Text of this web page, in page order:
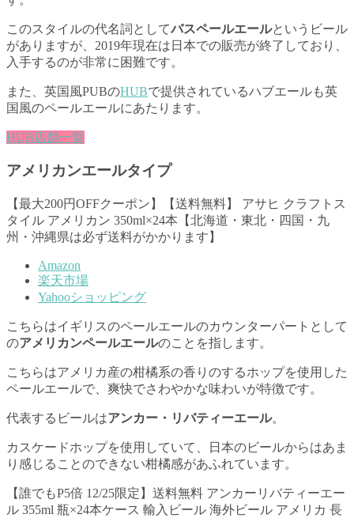
このスタイルの代名詞としてバスペールエールというビール
がありますが、2019年現在は日本での販売が終了しており、
入手するのが非常に困難です。
また、英国風PUBのHUBで提供されているハブエールも英
国風のペールエールにあたります。
HUB店舗一覧
アメリカンエールタイプ
【最大200円OFFクーポン】【送料無料】 アサヒ クラフトス
タイル アメリカン 350ml×24本【北海道・東北・四国・九
州・沖縄県は必ず送料がかかります】
Amazon
楽天市場
Yahooショッピング
こちらはイギリスのペールエールのカウンターパートとして
のアメリカンペールエールのことを指します。
こちらはアメリカ産の柑橘系の香りのするホップを使用した
ペールエールで、爽快でさわやかな味わいが特徴です。
代表するビールはアンカー・リバティーエール。
カスケードホップを使用していて、日本のビールからはあま
り感じることのできない柑橘感があふれています。
【誰でもP5倍 12/25限定】送料無料 アンカーリバティーエー
ル 355ml 瓶×24本ケース 輸入ビール 海外ビール アメリカ 長